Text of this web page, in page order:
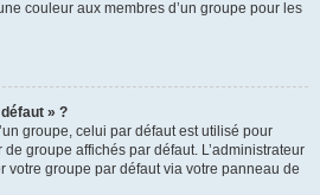
couleur aux membres d’un groupe pour les
» ?
groupe, celui par défaut est utilisé pour
groupe affichés par défaut. L’administrateur
votre groupe par défaut via votre panneau de